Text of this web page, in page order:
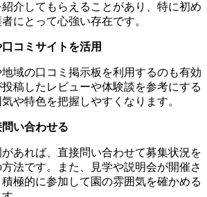
介してもらえることがあり、特に初め
にとって心強い存在です。
コミサイトを活用
域の口コミ掲示板を利用するのも有効
稿したレビューや体験談を参考にする
や特色を把握しやすくなります。
問い合わせる
あれば、直接問い合わせて募集状況を
法です。また、見学や説明会が開催さ
極的に参加して園の雰囲気を確かめる